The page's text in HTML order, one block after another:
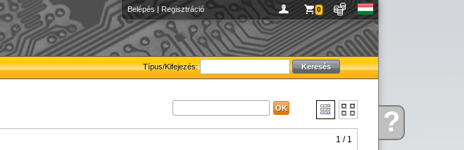
Kérdése
van
?
Belépés | Regisztráció 0
Típus/Kifejezés:
1 / 1